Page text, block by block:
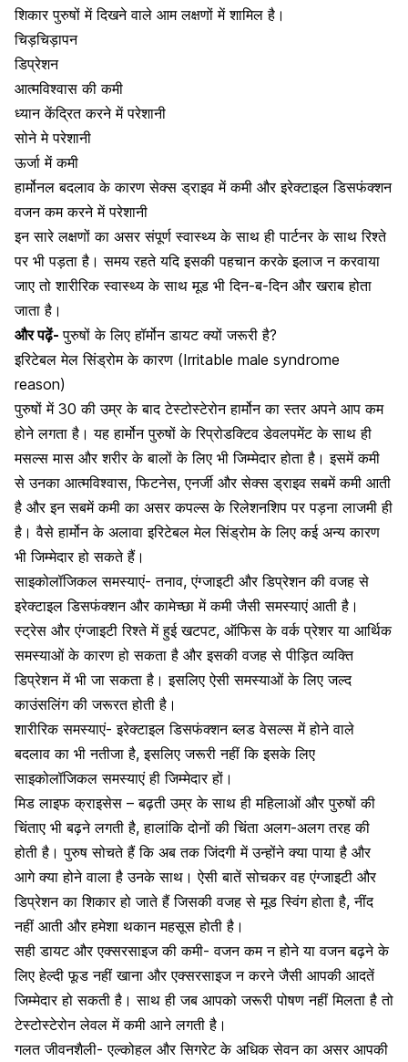
शिकार पुरुषों में दिखने वाले आम लक्षणों में शामिल है।
चिड़चिड़ापन
डिप्रेशन
आत्मविश्वास की कमी
ध्यान केंद्रित करने में परेशानी
सोने मे परेशानी
ऊर्जा में कमी
हार्मोनल बदलाव के कारणसेक्स ड्राइव में कमी औरइरेक्टाइल डिसफंक्शन
वजन कम करने में परेशानी
इन सारे लक्षणों का असर संपूर्ण स्वास्थ्य के साथ ही पार्टनर के साथ रिश्ते
पर भी पड़ता है। समय रहते यदि इसकी पहचान करके इलाज न करवाया
जाए तो शारीरिक स्वास्थ्य के साथ मूड भी दिन-ब-दिन और खराब होता
जाता है।
और पढ़ें-पुरुषों के लिए हॉर्मोन डायट क्यों जरूरी है?
इरिटेबल मेल सिंड्रोम के कारण (Irritable male syndrome
reason)
पुरुषों में 30 की उम्र के बाद टेस्टोस्टेरोन हार्मोन का स्तर अपने आप कम
होने लगता है। यह हार्मोन पुरुषों के रिप्रोडक्टिव डेवलपमेंट के साथ ही
मसल्स मास और शरीर के बालों के लिए भी जिम्मेदार होता है। इसमें कमी
से उनका आत्मविश्वास, फिटनेस, एनर्जी और सेक्स ड्राइव सबमें कमी आती
है और इन सबमें कमी का असर कपल्स के रिलेशनशिप पर पड़ना लाजमी ही
है। वैसे हार्मोन के अलावा इरिटेबल मेल सिंड्रोम के लिए कई अन्य कारण
भी जिम्मेदार हो सकते हैं।
साइकोलॉजिकल समस्याएं- तनाव, एंग्जाइटी और डिप्रेशन की वजह से
इरेक्टाइल डिसफंक्शन और कामेच्छा में कमी जैसी समस्याएं आती है।
स्ट्रेस और एंग्जाइटी रिश्ते में हुई खटपट, ऑफिस के वर्क प्रेशर या आर्थिक
समस्याओं के कारण हो सकता है और इसकी वजह से पीड़ित व्यक्ति
डिप्रेशन में भी जा सकता है। इसलिए ऐसी समस्याओं के लिए जल्द
काउंसलिंग की जरूरत होती है।
शारीरिक समस्याएं- इरेक्टाइल डिसफंक्शन ब्लड वेसल्स में होने वाले
बदलाव का भी नतीजा है, इसलिए जरूरी नहीं कि इसके लिए
साइकोलॉजिकल समस्याएं ही जिम्मेदार हों।
मिड लाइफ क्राइसेस – बढ़ती उम्र के साथ ही महिलाओं और पुरुषों की
चिंताए भी बढ़ने लगती है, हालांकि दोनों की चिंता अलग-अलग तरह की
होती है। पुरुष सोचते हैं कि अब तक जिंदगी में उन्होंने क्या पाया है और
आगे क्या होने वाला है उनके साथ। ऐसी बातें सोचकर वह एंग्जाइटी और
डिप्रेशन का शिकारहो जाते हैं जिसकी वजह से मूड स्विंग होता है, नींद
नहीं आती और हमेशा थकान महसूस होती है।
सही डायट और एक्सरसाइज की कमी- वजन कम न होने या वजन बढ़ने के
लिए हेल्दी फूड नहीं खाना और एक्सरसाइज न करने जैसी आपकी आदतें
जिम्मेदार हो सकती है। साथ ही जब आपको जरूरी पोषण नहीं मिलता है तो
टेस्टोस्टेरोन लेवल में कमी आने लगती है।
गलत जीवनशैली- एल्कोहल औरसिगरेट के अधिक सेवन का असर आपकी